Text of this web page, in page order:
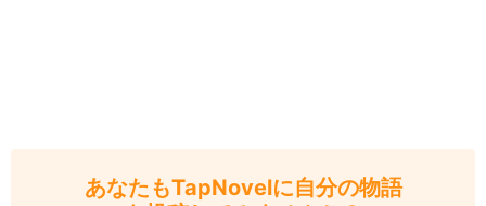
あなたもTapNovelに自分の物語